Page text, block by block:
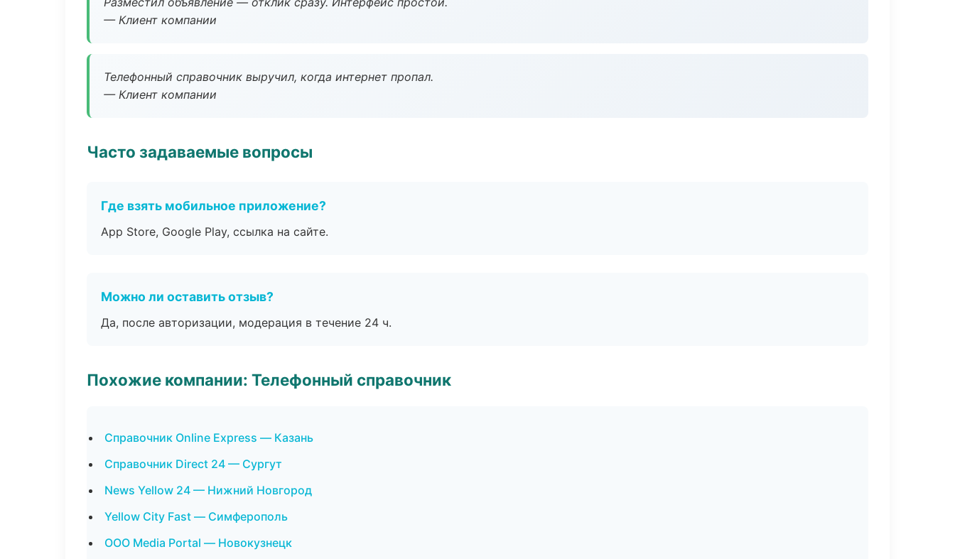
— Клиент компании
Телефонный справочник выручил, когда интернет пропал.
— Клиент компании
Часто задаваемые вопросы
Где взять мобильное приложение?
App Store, Google Play, ссылка на сайте.
Можно ли оставить отзыв?
Да, после авторизации, модерация в течение 24 ч.
Похожие компании: Телефонный справочник
Справочник Online Express — Казань
Справочник Direct 24 — Сургут
News Yellow 24 — Нижний Новгород
Yellow City Fast — Симферополь
ООО Media Portal — Новокузнецк